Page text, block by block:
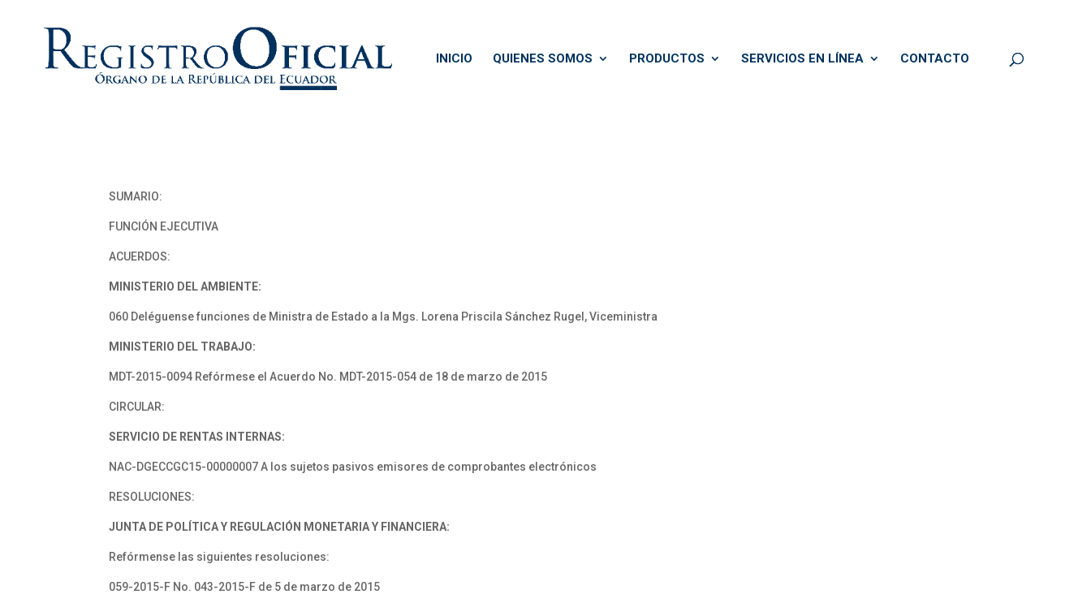
INICIO QUIENES SOMOS PRODUCTOS SERVICIOS EN LÍNEA CONTACTO
SUMARIO:
FUNCIÓN EJECUTIVA
ACUERDOS:
MINISTERIO DEL AMBIENTE:
060 Deléguense funciones de Ministra de Estado a la Mgs. Lorena Priscila Sánchez Rugel, Viceministra
MINISTERIO DEL TRABAJO:
MDT-2015-0094 Refórmese el Acuerdo No. MDT-2015-054 de 18 de marzo de 2015
CIRCULAR:
SERVICIO DE RENTAS INTERNAS:
NAC-DGECCGC15-00000007 A los sujetos pasivos emisores de comprobantes electrónicos
RESOLUCIONES:
JUNTA DE POLÍTICA Y REGULACIÓN MONETARIA Y FINANCIERA:
Refórmense las siguientes resoluciones:
059-2015-F No. 043-2015-F de 5 de marzo de 2015